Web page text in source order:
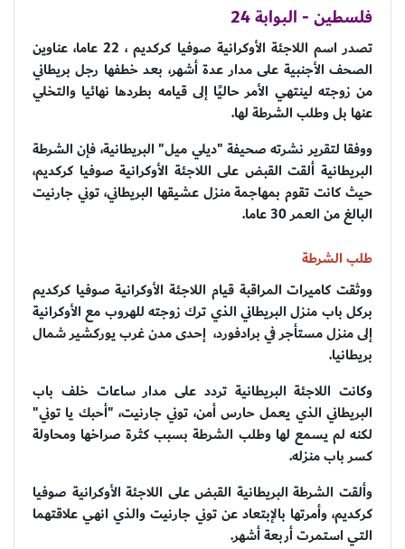
فلسطين - البوابة 24
تصدر اسم اللاجئة الأوكرانية صوفيا كركديم ، 22 عاما، عناوين
الصحف الأجنبية على مدار عدة أشهر، بعد خطفها رجل بريطاني
من زوجته لينتهي الأمر حاليًا إلى قيامه بطردها نهائيا والتخلي
عنها بل وطلب الشرطة لها.
ووفقا لتقرير نشرته صحيفة "ديلي ميل" البريطانية، فإن الشرطة
البريطانية ألقت القبض على اللاجئة الأوكرانية صوفيا كركديم،
حيث كانت تقوم بمهاجمة منزل عشيقها البريطاني، توني جارنيت
البالغ من العمر 30 عاما.
طلب الشرطة
ووثقت كاميرات المراقبة قيام اللاجئة الأوكرانية صوفيا كركديم
بركل باب منزل البريطاني الذي ترك زوجته للهروب مع الأوكرانية
إلى منزل مستأجر في برادفورد، ‏ إحدى مدن غرب يوركشير شمال
بريطانيا.
وكانت اللاجئة البريطانية تردد على مدار ساعات خلف باب
البريطاني الذي يعمل حارس أمن، توني جارنيت، "أحبك يا توني"
لكنه لم يسمع لها وطلب الشرطة بسبب كثرة صراخها ومحاولة
كسر باب منزله.
وألقت الشرطة البريطانية القبض على اللاجئة الأوكرانية صوفيا
كركديم، وأمرتها بالإبتعاد عن توني جارنيت والذي انهي علاقتهما
التي استمرت أربعة أشهر.